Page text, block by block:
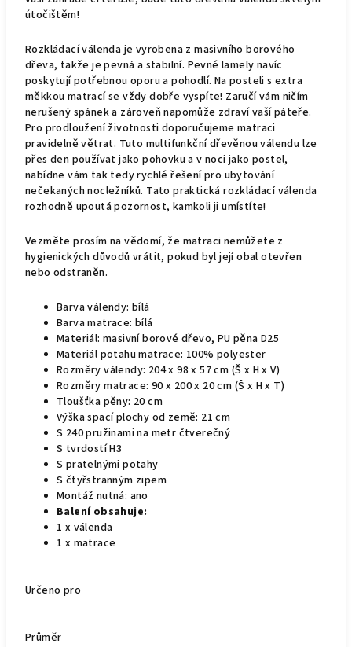
útočištěm!
Rozkládací válenda je vyrobena z masivního borového
dřeva, takže je pevná a stabilní. Pevné lamely navíc
poskytují potřebnou oporu a pohodlí. Na posteli s extra
měkkou matrací se vždy dobře vyspíte! Zaručí vám ničím
nerušený spánek a zároveň napomůže zdraví vaší páteře.
Pro prodloužení životnosti doporučujeme matraci
pravidelně větrat. Tuto multifunkční dřevěnou válendu lze
přes den používat jako pohovku a v noci jako postel,
nabídne vám tak tedy rychlé řešení pro ubytování
nečekaných nocležníků. Tato praktická rozkládací válenda
rozhodně upoutá pozornost, kamkoli ji umístíte!
Vezměte prosím na vědomí, že matraci nemůžete z
hygienických důvodů vrátit, pokud byl její obal otevřen
nebo odstraněn.
Barva válendy: bílá
Barva matrace: bílá
Materiál: masivní borové dřevo, PU pěna D25
Materiál potahu matrace: 100% polyester
Rozměry válendy: 204 x 98 x 57 cm (Š x H x V)
Rozměry matrace: 90 x 200 x 20 cm (Š x H x T)
Tloušťka pěny: 20 cm
Výška spací plochy od země: 21 cm
S 240 pružinami na metr čtverečný
S tvrdostí H3
S pratelnými potahy
S čtyřstranným zipem
Montáž nutná: ano
Balení obsahuje:
1 x válenda
1 x matrace
Určeno pro
Průměr